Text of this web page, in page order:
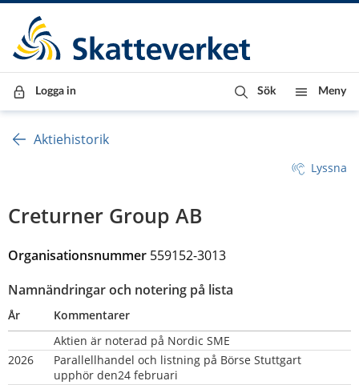
Till innehåll
Till navigationen
Till chattrobot
Logga in Sök Meny
Aktiehistorik
Lyssna
Creturner Group AB
Organisationsnummer 559152-3013
Namnändringar och notering på lista
År
Kommentarer
Aktien är noterad på Nordic SME
2026
Parallellhandel och listning på Börse Stuttgart
upphör den24 februari